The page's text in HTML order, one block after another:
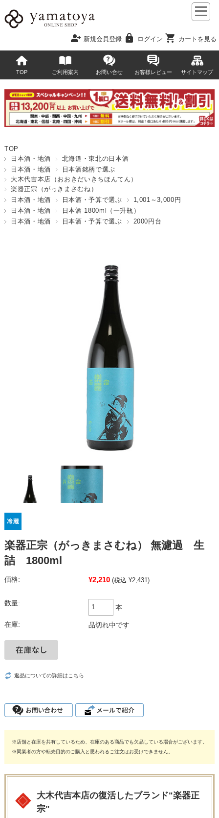
person_add 新規会員登録 lock ログイン shopping_cart カートを見る
TOP ご利用案内 お問い合せ お客様レビュー サイトマップ
TOP
日本酒・地酒
北海道・東北の日本酒
日本酒・地酒
日本酒銘柄で選ぶ
大木代吉本店（おおきだいきちほんてん）
楽器正宗（がっきまさむね）
日本酒・地酒
日本酒・予算で選ぶ
1,001～3,000円
日本酒・地酒
日本酒-1800ml（一升瓶）
日本酒・地酒
日本酒・予算で選ぶ 2000円台
楽器正宗（がっきまさむね） 無濾過 生
詰 1800ml
価格: ¥2,210 (税込 ¥2,431)
数量:
本
在庫: 品切れ中です
返品についての詳細はこちら
※店舗と在庫を共有しているため、在庫のある商品でも欠品している場合がございます。
※同業者の方や転売目的のご購入と思われるご注文はお受けできません。
大木代吉本店の復活したブランド"楽器正
宗"